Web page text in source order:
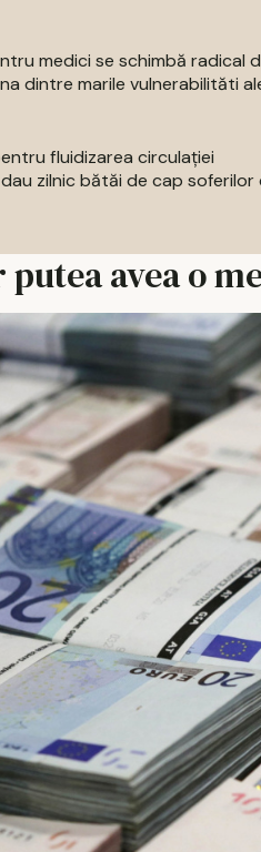
medici se schimbă radical
dintre marile vulnerabilităti
fluidizarea circulației
zilnic bătăi de cap soferilor
avea o